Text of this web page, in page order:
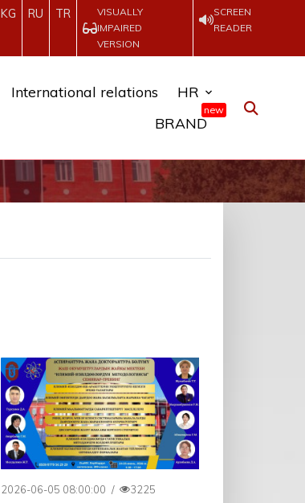
KG RU TR
VISUALLY
IMPAIRED
VERSION
SCREEN
READER
International relations
HR
BRAND
new
2026-06-05 08:00:00 / 3225